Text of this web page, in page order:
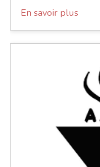
En savoir plus